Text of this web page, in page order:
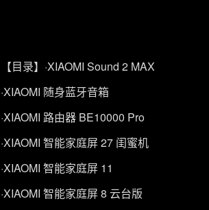
【目录】 ·XIAOMI Sound 2 MAX
·XIAOMI 随身蓝牙音箱
·XIAOMI 路由器 BE10000 Pro
·XIAOMI 智能家庭屏 27 闺蜜机
·XIAOMI 智能家庭屏 11
·XIAOMI 智能家庭屏 8 云台版